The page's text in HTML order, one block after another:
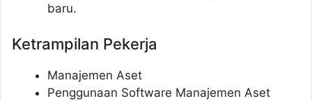
baru.
Ketrampilan Pekerja
Manajemen Aset
Penggunaan Software Manajemen Aset